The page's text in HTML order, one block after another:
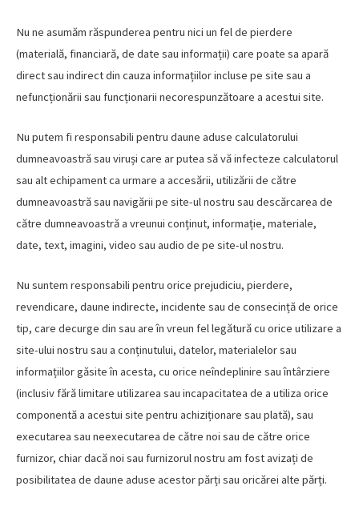
Nu ne asumăm răspunderea pentru nici un fel de pierdere
(materială, financiară, de date sau informații) care poate sa apară
direct sau indirect din cauza informațiilor incluse pe site sau a
nefuncționării sau funcționarii necorespunzătoare a acestui site.
Nu putem fi responsabili pentru daune aduse calculatorului
dumneavoastră sau viruși care ar putea să vă infecteze calculatorul
sau alt echipament ca urmare a accesării, utilizării de către
dumneavoastră sau navigării pe site-ul nostru sau descărcarea de
către dumneavoastră a vreunui conținut, informație, materiale,
date, text, imagini, video sau audio de pe site-ul nostru.
Nu suntem responsabili pentru orice prejudiciu, pierdere,
revendicare, daune indirecte, incidente sau de consecință de orice
tip, care decurge din sau are în vreun fel legătură cu orice utilizare a
site-ului nostru sau a conținutului, datelor, materialelor sau
informațiilor găsite în acesta, cu orice neîndeplinire sau întârziere
(inclusiv fără limitare utilizarea sau incapacitatea de a utiliza orice
componentă a acestui site pentru achiziționare sau plată), sau
executarea sau neexecutarea de către noi sau de către orice
furnizor, chiar dacă noi sau furnizorul nostru am fost avizați de
posibilitatea de daune aduse acestor părți sau oricărei alte părți.